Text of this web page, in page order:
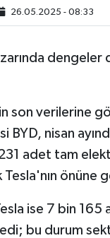
26.05.2025 - 08:33
dengeler
son verilerine
BYD, nisan
adet tam
önüne
ise 7 bin 165
bu durum